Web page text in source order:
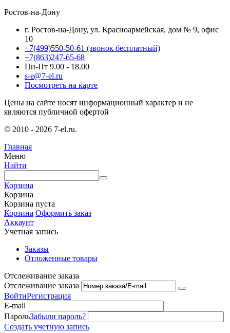
Ростов-на-Дону
г. Ростов-на-Дону, ул. Красноармейская, дом № 9, офис
10
+7(499)550-50-61 (звонок бесплатный)
+7(863)247-65-68
Пн-Пт 9.00 - 18.00
s-e@7-el.ru
Посмотреть на карте
Цены на сайте носят информационный характер и не
являются публичной офертой
© 2010 - 2026 7-el.ru.
Главная
Меню
Найти
Корзина
Корзина
Корзина пуста
Корзина Оформить заказ
Аккаунт
Учетная запись
Заказы
Отложенные товары
Отслеживание заказа
Отслеживание заказа
ВойтиРегистрация
E-mail
ПарольЗабыли пароль?
Создать учетную запись